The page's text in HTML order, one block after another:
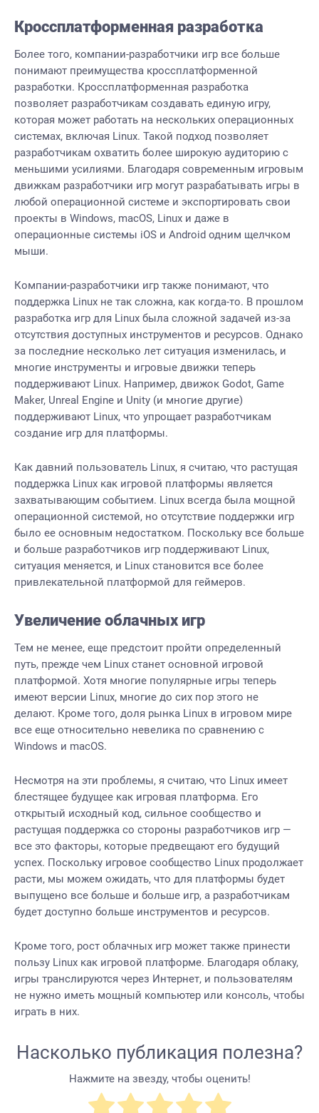
Кроссплатформенная разработка
Более того, компании-разработчики игр все больше
понимают преимущества кроссплатформенной
разработки. Кроссплатформенная разработка
позволяет разработчикам создавать единую игру,
которая может работать на нескольких операционных
системах, включая Linux. Такой подход позволяет
разработчикам охватить более широкую аудиторию с
меньшими усилиями. Благодаря современным игровым
движкам разработчики игр могут разрабатывать игры в
любой операционной системе и экспортировать свои
проекты в Windows, macOS, Linux и даже в
операционные системы iOS и Android одним щелчком
мыши.
Компании-разработчики игр также понимают, что
поддержка Linux не так сложна, как когда-то. В прошлом
разработка игр для Linux была сложной задачей из-за
отсутствия доступных инструментов и ресурсов. Однако
за последние несколько лет ситуация изменилась, и
многие инструменты и игровые движки теперь
поддерживают Linux. Например, движок Godot, Game
Maker, Unreal Engine и Unity (и многие другие)
поддерживают Linux, что упрощает разработчикам
создание игр для платформы.
Как давний пользователь Linux, я считаю, что растущая
поддержка Linux как игровой платформы является
захватывающим событием. Linux всегда была мощной
операционной системой, но отсутствие поддержки игр
было ее основным недостатком. Поскольку все больше
и больше разработчиков игр поддерживают Linux,
ситуация меняется, и Linux становится все более
привлекательной платформой для геймеров.
Увеличение облачных игр
Тем не менее, еще предстоит пройти определенный
путь, прежде чем Linux станет основной игровой
платформой. Хотя многие популярные игры теперь
имеют версии Linux, многие до сих пор этого не
делают. Кроме того, доля рынка Linux в игровом мире
все еще относительно невелика по сравнению с
Windows и macOS.
Несмотря на эти проблемы, я считаю, что Linux имеет
блестящее будущее как игровая платформа. Его
открытый исходный код, сильное сообщество и
растущая поддержка со стороны разработчиков игр —
все это факторы, которые предвещают его будущий
успех. Поскольку игровое сообщество Linux продолжает
расти, мы можем ожидать, что для платформы будет
выпущено все больше и больше игр, а разработчикам
будет доступно больше инструментов и ресурсов.
Кроме того, рост облачных игр может также принести
пользу Linux как игровой платформе. Благодаря облаку,
игры транслируются через Интернет, и пользователям
не нужно иметь мощный компьютер или консоль, чтобы
играть в них.
Насколько публикация полезна?
Нажмите на звезду, чтобы оценить!